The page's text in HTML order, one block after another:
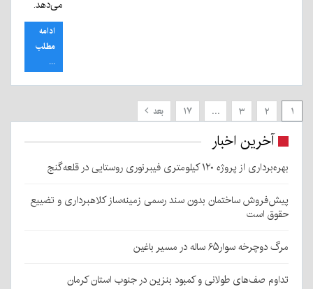
می‌دهد.
ادامه
مطلب
...
۱ ۲ ۳ … ۱۷ بعد
آخرین اخبار
بهره‌برداری از پروژه ۱۲۰ کیلومتری فیبرنوری روستایی در قلعه‌گنج
پیش‌فروش ساختمان بدون سند رسمی زمینه‌ساز کلاهبرداری و تضییع
حقوق است
مرگ دوچرخه سوار۶۵ ساله در مسیر باغین
تداوم صف‌های طولانی و کمبود بنزین در جنوب استان کرمان